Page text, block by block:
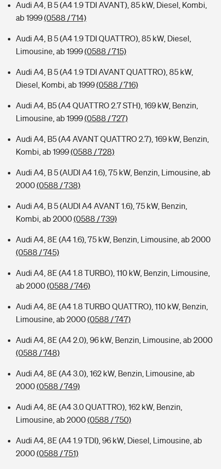
Audi A4, B 5 (A4 1.9 TDI AVANT), 85 kW, Diesel, Kombi,
ab 1999(0588 / 714)
Audi A4, B 5 (A4 1.9 TDI QUATTRO), 85 kW, Diesel,
Limousine, ab 1999(0588 / 715)
Audi A4, B 5 (A4 1.9 TDI AVANT QUATTRO), 85 kW,
Diesel, Kombi, ab 1999(0588 / 716)
Audi A4, B5 (A4 QUATTRO 2.7 STH), 169 kW, Benzin,
Limousine, ab 1999(0588 / 727)
Audi A4, B5 (A4 AVANT QUATTRO 2.7), 169 kW, Benzin,
Kombi, ab 1999(0588 / 728)
Audi A4, B 5 (AUDI A4 1.6), 75 kW, Benzin, Limousine, ab
2000(0588 / 738)
Audi A4, B 5 (AUDI A4 AVANT 1.6), 75 kW, Benzin,
Kombi, ab 2000(0588 / 739)
Audi A4, 8E (A4 1.6), 75 kW, Benzin, Limousine, ab 2000
(0588 / 745)
Audi A4, 8E (A4 1.8 TURBO), 110 kW, Benzin, Limousine,
ab 2000(0588 / 746)
Audi A4, 8E (A4 1.8 TURBO QUATTRO), 110 kW, Benzin,
Limousine, ab 2000(0588 / 747)
Audi A4, 8E (A4 2.0), 96 kW, Benzin, Limousine, ab 2000
(0588 / 748)
Audi A4, 8E (A4 3.0), 162 kW, Benzin, Limousine, ab
2000(0588 / 749)
Audi A4, 8E (A4 3.0 QUATTRO), 162 kW, Benzin,
Limousine, ab 2000(0588 / 750)
Audi A4, 8E (A4 1.9 TDI), 96 kW, Diesel, Limousine, ab
2000(0588 / 751)